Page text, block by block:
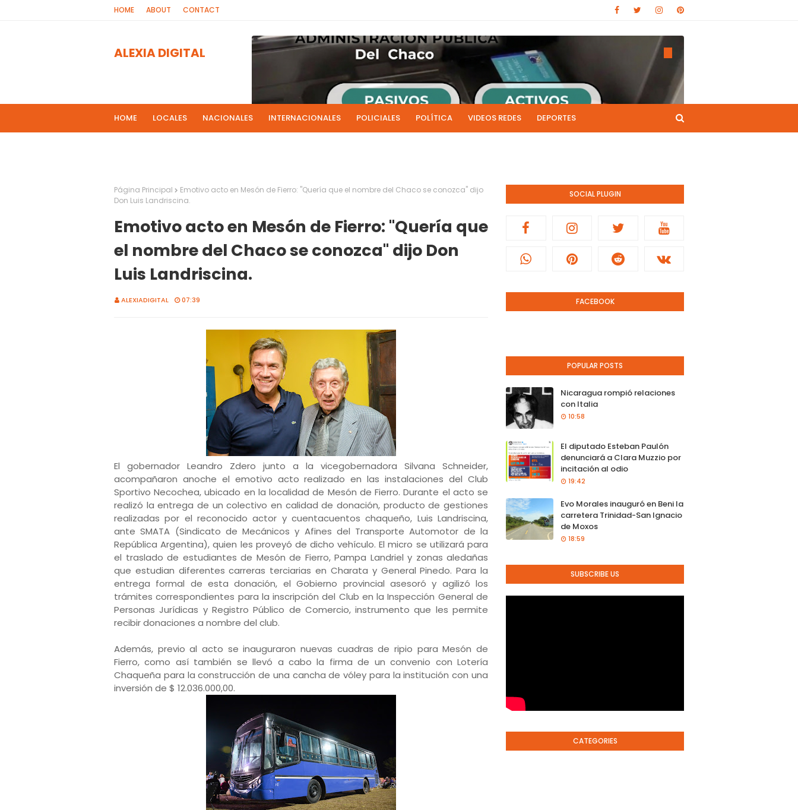
HOME ABOUT CONTACT
ALEXIA DIGITAL
HOME LOCALES NACIONALES INTERNACIONALES POLICIALES POLÍTICA VIDEOS REDES DEPORTES
Página Principal
Emotivo acto en Mesón de Fierro: "Quería que el nombre del Chaco se conozca" dijo
Don Luis Landriscina.
Emotivo acto en Mesón de Fierro: "Quería que
el nombre del Chaco se conozca" dijo Don
Luis Landriscina.
ALEXIADIGITAL 07:39
El gobernador Leandro Zdero junto a la vicegobernadora Silvana Schneider,
acompañaron anoche el emotivo acto realizado en las instalaciones del Club
Sportivo Necochea, ubicado en la localidad de Mesón de Fierro. Durante el acto se
realizó la entrega de un colectivo en calidad de donación, producto de gestiones
realizadas por el reconocido actor y cuentacuentos chaqueño, Luis Landriscina,
ante SMATA (Sindicato de Mecánicos y Afines del Transporte Automotor de la
República Argentina), quien les proveyó de dicho vehículo. El micro se utilizará para
el traslado de estudiantes de Mesón de Fierro, Pampa Landriel y zonas aledañas
que estudian diferentes carreras terciarias en Charata y General Pinedo. Para la
entrega formal de esta donación, el Gobierno provincial asesoró y agilizó los
trámites correspondientes para la inscripción del Club en la Inspección General de
Personas Jurídicas y Registro Público de Comercio, instrumento que les permite
recibir donaciones a nombre del club.
Además, previo al acto se inauguraron nuevas cuadras de ripio para Mesón de
Fierro, como así también se llevó a cabo la firma de un convenio con Lotería
Chaqueña para la construcción de una cancha de vóley para la institución con una
inversión de $ 12.036.000,00.
SOCIAL PLUGIN
FACEBOOK
POPULAR POSTS
Nicaragua rompió relaciones
con Italia
10:58
El diputado Esteban Paulón
denunciará a Clara Muzzio por
incitación al odio
19:42
Evo Morales inauguró en Beni la
carretera Trinidad-San Ignacio
de Moxos
18:59
SUBSCRIBE US
CATEGORIES